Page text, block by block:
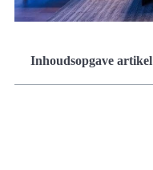
Inhoudsopgave artikel